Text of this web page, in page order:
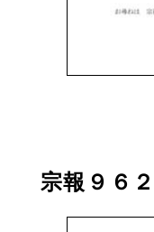
宗報９６